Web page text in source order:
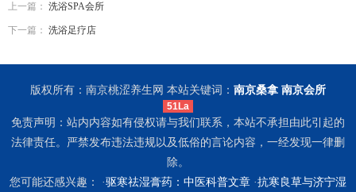
上一篇： 洗浴SPA会所
下一篇： 洗浴足疗店
版权所有：南京桃涩养生网 本站关键词： 南京桑拿 南京会所
51La
免责声明：站内内容如有侵权请与我们联系，本站不承担由此引起的
法律责任。严禁发布违法违规以及低俗的言论内容，一经发现一律删
除。
您可能还感兴趣： ·驱寒祛湿膏药：中医科普文章 ·抗寒良草与济宁湿